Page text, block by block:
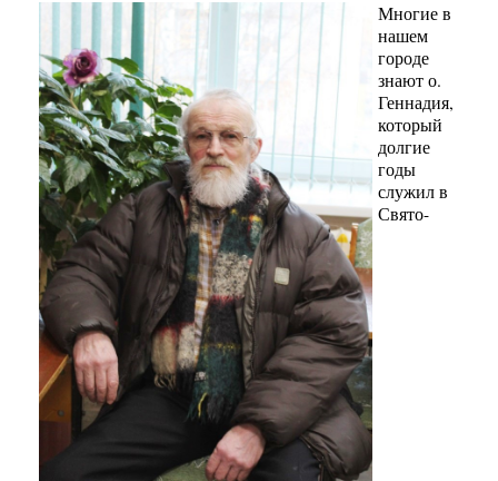
Многие в
нашем
городе
знают о.
Геннадия,
который
долгие
годы
служил в
Свято-